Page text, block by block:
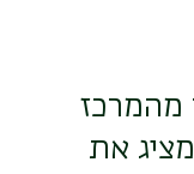
מהמרכז
את